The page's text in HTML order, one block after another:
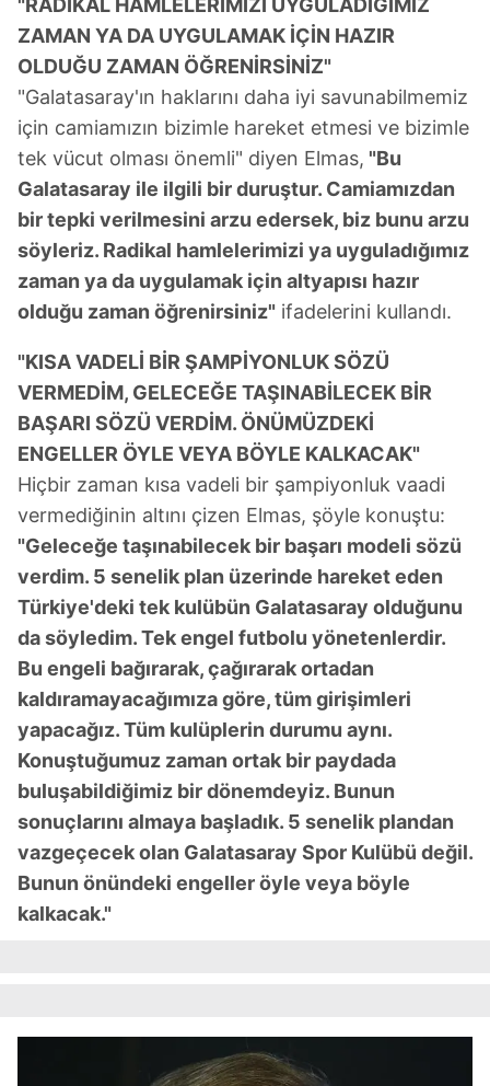
verileriniz işlenmekte olup gerekli olan çerezler bilgi
toplumu hizmetlerinin sunulması amacıyla
kullanılmaktadır. Diğer çerezler, sitemizin daha işlevsel
kılınması ve kişiselleştirilmesi ve sizlere yönelik
reklam/pazarlama faaliyetlerinin yapılması, amaçlarıyla
sınırlı olarak açık rızanız dahilinde kullanılacaktır.
Çerezlere ilişkin tercihlerinizi aşağıda yer alan panel
vasıtasıyla belirleyebilirsiniz. Çerezlere ilişkin detaylı bilgi
için Ayarlar butonuna tıklayabilir,
Çerez Bilgilendirme
Metnimiziziyaret edebilirsiniz.
hazırlanmış Aydınlatma Metnimizi okumak ve sitemizde
ilgili mevzuata uygun olarak kullanılan çerezlerle ilgili bilgi
almak için lütfentıklayınız.
"RADİKAL HAMLELERİMİZİ UYGULADIĞIMIZ
ZAMAN YA DA UYGULAMAK İÇİN HAZIR
OLDUĞU ZAMAN ÖĞRENİRSİNİZ"
"Galatasaray'ın haklarını daha iyi savunabilmemiz
için camiamızın bizimle hareket etmesi ve bizimle
tek vücut olması önemli" diyen Elmas, "Bu
Galatasaray ile ilgili bir duruştur. Camiamızdan
bir tepki verilmesini arzu edersek, biz bunu arzu
söyleriz. Radikal hamlelerimizi ya uyguladığımız
zaman ya da uygulamak için altyapısı hazır
olduğu zaman öğrenirsiniz" ifadelerini kullandı.
"KISA VADELİ BİR ŞAMPİYONLUK SÖZÜ
VERMEDİM, GELECEĞE TAŞINABİLECEK BİR
BAŞARI SÖZÜ VERDİM. ÖNÜMÜZDEKİ
ENGELLER ÖYLE VEYA BÖYLE KALKACAK"
Hiçbir zaman kısa vadeli bir şampiyonluk vaadi
vermediğinin altını çizen Elmas, şöyle konuştu:
"Geleceğe taşınabilecek bir başarı modeli sözü
verdim. 5 senelik plan üzerinde hareket eden
Türkiye'deki tek kulübün Galatasaray olduğunu
da söyledim. Tek engel futbolu yönetenlerdir.
Bu engeli bağırarak, çağırarak ortadan
kaldıramayacağımıza göre, tüm girişimleri
yapacağız. Tüm kulüplerin durumu aynı.
Konuştuğumuz zaman ortak bir paydada
buluşabildiğimiz bir dönemdeyiz. Bunun
sonuçlarını almaya başladık. 5 senelik plandan
vazgeçecek olan Galatasaray Spor Kulübü değil.
Bunun önündeki engeller öyle veya böyle
kalkacak."